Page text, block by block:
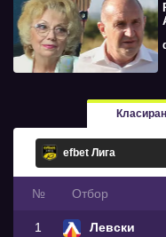
№ Oтбор
1 Левски